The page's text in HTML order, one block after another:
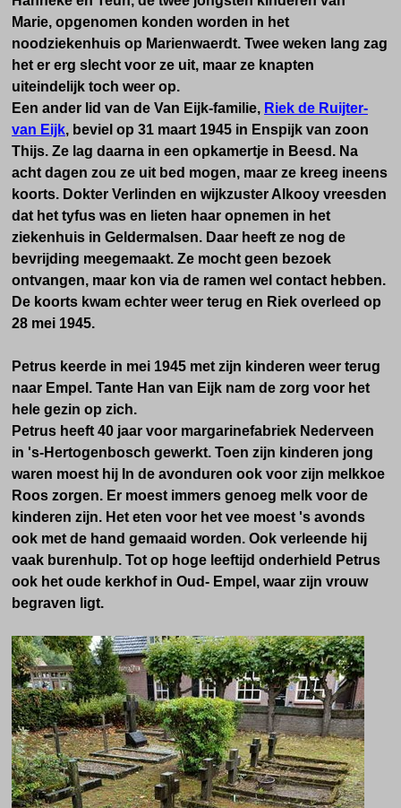
Marie, opgenomen konden worden in het
noodziekenhuis op Marienwaerdt. Twee weken lang zag
het er erg slecht voor ze uit, maar ze knapten
uiteindelijk toch weer op.
Een ander lid van de Van Eijk-familie, Riek de Ruijter-
van Eijk, beviel op 31 maart 1945 in Enspijk van zoon
Thijs. Ze lag daarna in een opkamertje in Beesd. Na
acht dagen zou ze uit bed mogen, maar ze kreeg ineens
koorts. Dokter Verlinden en wijkzuster Alkooy vreesden
dat het tyfus was en lieten haar opnemen in het
ziekenhuis in Geldermalsen. Daar heeft ze nog de
bevrijding meegemaakt. Ze mocht geen bezoek
ontvangen, maar kon via de ramen wel contact hebben.
De koorts kwam echter weer terug en Riek overleed op
28 mei 1945.
Petrus keerde in mei 1945 met zijn kinderen weer terug
naar Empel. Tante Han van Eijk nam de zorg voor het
hele gezin op zich.
Petrus heeft 40 jaar voor margarinefabriek Nederveen
in 's-Hertogenbosch gewerkt. Toen zijn kinderen jong
waren moest hij In de avonduren ook voor zijn melkkoe
Roos zorgen. Er moest immers genoeg melk voor de
kinderen zijn. Het eten voor het vee moest 's avonds
ook met de hand gemaaid worden. Ook verleende hij
vaak burenhulp. Tot op hoge leeftijd onderhield Petrus
ook het oude kerkhof in Oud- Empel, waar zijn vrouw
begraven ligt.